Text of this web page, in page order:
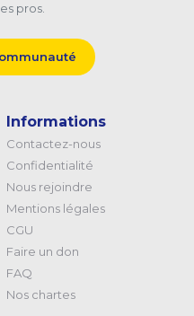
pros.
Informations
Contactez-nous
Confidentialité
Nous rejoindre
Mentions légales
CGU
Faire un don
FAQ
Nos chartes